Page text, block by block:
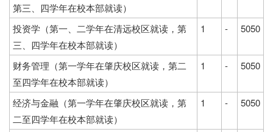
第三、四学年在校本部就读）
投资学（第一、二学年在清远校区就读，第
三、四学年在校本部就读）
1 - 5050
财务管理（第一学年在肇庆校区就读，第二
至四学年在校本部就读）
1 - 5050
经济与金融（第一学年在肇庆校区就读，第
二至四学年在校本部就读）
1 - 5050